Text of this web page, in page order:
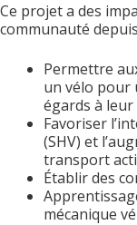
Ce projet a des
communauté
Permettre
un vélo pour
égards à leur
Favoriser
(SHV) et
transport
Établir des
mécanique